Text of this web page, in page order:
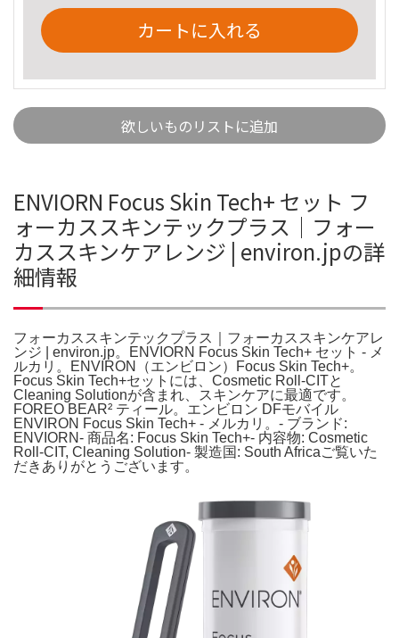
カートに入れる
欲しいものリストに追加
ENVIORN Focus Skin Tech+ セット フ
ォーカススキンテックプラス｜フォー
カススキンケアレンジ | environ.jpの詳
細情報
フォーカススキンテックプラス｜フォーカススキンケアレ
ンジ | environ.jp。ENVIORN Focus Skin Tech+ セット - メ
ルカリ。ENVIRON（エンビロン）Focus Skin Tech+。
Focus Skin Tech+セットには、Cosmetic Roll-CITと
Cleaning Solutionが含まれ、スキンケアに最適です。
FOREO BEAR² ティール。エンビロン DFモバイル
ENVIRON Focus Skin Tech+ - メルカリ。- ブランド:
ENVIORN- 商品名: Focus Skin Tech+- 内容物: Cosmetic
Roll-CIT, Cleaning Solution- 製造国: South Africaご覧いた
だきありがとうございます。